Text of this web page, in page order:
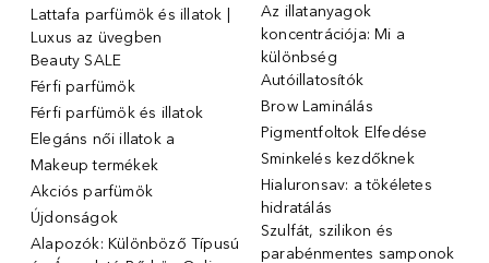
Lattafa parfümök és illatok |
Luxus az üvegben
Beauty SALE
Férfi parfümök
Férfi parfümök és illatok
Elegáns női illatok ️a
Makeup termékek
Akciós parfümök
Újdonságok
Alapozók: Különböző Típusú
Az illatanyagok
koncentrációja: Mi a
különbség
Autóillatosítók
Brow Laminálás
Pigmentfoltok Elfedése
Sminkelés kezdőknek
Hialuronsav: a tökéletes
hidratálás
Szulfát, szilikon és
parabénmentes samponok